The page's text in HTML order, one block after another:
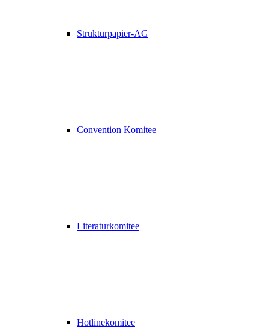
Strukturpapier-AG
Convention Komitee
Literaturkomitee
Hotlinekomitee